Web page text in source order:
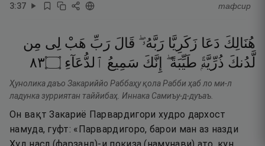
3:37 тафсир
هُنَالِكَ دَعَا زَكَرِيَّا رَبَّهُۥ ۖ قَالَ رَبِّ هَبْ لِى مِن
لَّدُنكَ ذُرِّيَّةًۭ طَيِّبَةً ۖ إِنَّكَ سَمِيعُ ٱلدُّعَآءِ ۝٣٨
Ҳунолика даъо Закариййо Раббаҳу қола Рабби ҳаб ло ми-л
ладунка зурриятан таййибаҳ. Иннака Самиъу-д-дуъаъ.
Он вақт Закариё Парвардигори худро дархост
намуда, гуфт: «Парвардигоро, барои ман аз назди